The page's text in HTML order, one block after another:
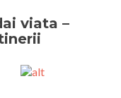
viata –